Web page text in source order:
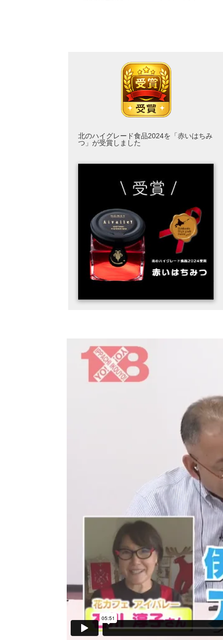
北のハイグレード食品2024を「赤いはちみ
つ」が受賞しました